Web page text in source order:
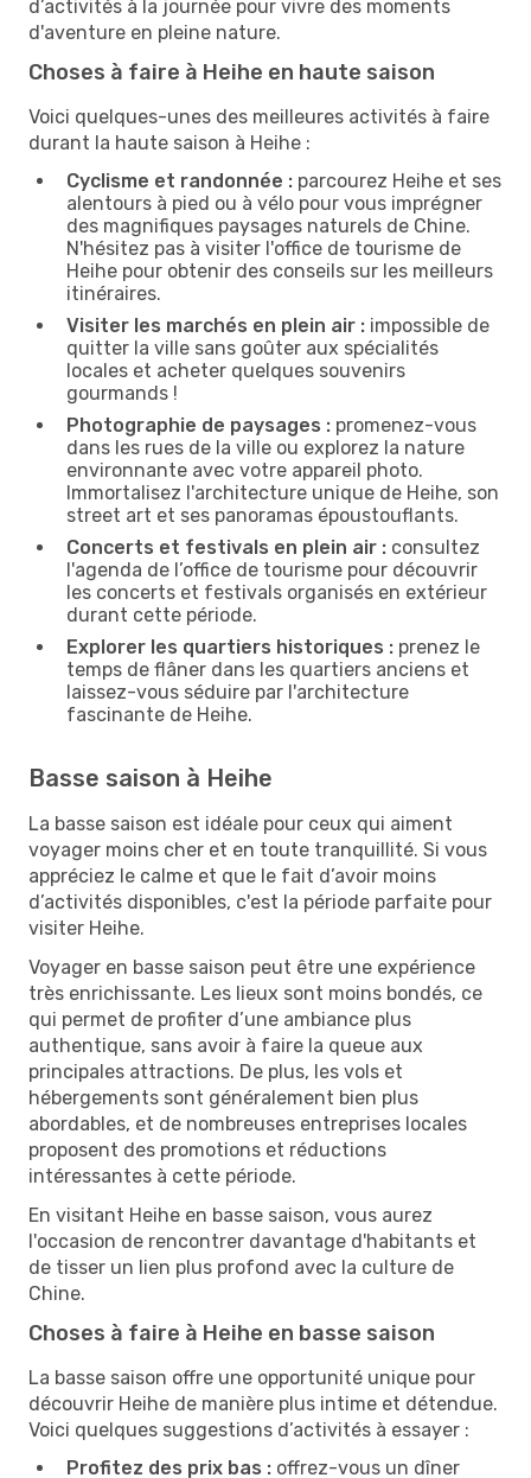
d’activités à la journée pour vivre des moments
d'aventure en pleine nature.
Choses à faire à Heihe en haute saison
Voici quelques-unes des meilleures activités à faire
durant la haute saison à Heihe :
Cyclisme et randonnée : parcourez Heihe et ses
alentours à pied ou à vélo pour vous imprégner
des magnifiques paysages naturels de Chine.
N'hésitez pas à visiter l'office de tourisme de
Heihe pour obtenir des conseils sur les meilleurs
itinéraires.
Visiter les marchés en plein air : impossible de
quitter la ville sans goûter aux spécialités
locales et acheter quelques souvenirs
gourmands !
Photographie de paysages : promenez-vous
dans les rues de la ville ou explorez la nature
environnante avec votre appareil photo.
Immortalisez l'architecture unique de Heihe, son
street art et ses panoramas époustouflants.
Concerts et festivals en plein air : consultez
l'agenda de l’office de tourisme pour découvrir
les concerts et festivals organisés en extérieur
durant cette période.
Explorer les quartiers historiques : prenez le
temps de flâner dans les quartiers anciens et
laissez-vous séduire par l'architecture
fascinante de Heihe.
Basse saison à Heihe
La basse saison est idéale pour ceux qui aiment
voyager moins cher et en toute tranquillité. Si vous
appréciez le calme et que le fait d’avoir moins
d’activités disponibles, c'est la période parfaite pour
visiter Heihe.
Voyager en basse saison peut être une expérience
très enrichissante. Les lieux sont moins bondés, ce
qui permet de profiter d’une ambiance plus
authentique, sans avoir à faire la queue aux
principales attractions. De plus, les vols et
hébergements sont généralement bien plus
abordables, et de nombreuses entreprises locales
proposent des promotions et réductions
intéressantes à cette période.
En visitant Heihe en basse saison, vous aurez
l'occasion de rencontrer davantage d'habitants et
de tisser un lien plus profond avec la culture de
Chine.
Choses à faire à Heihe en basse saison
La basse saison offre une opportunité unique pour
découvrir Heihe de manière plus intime et détendue.
Voici quelques suggestions d’activités à essayer :
Profitez des prix bas : offrez-vous un dîner